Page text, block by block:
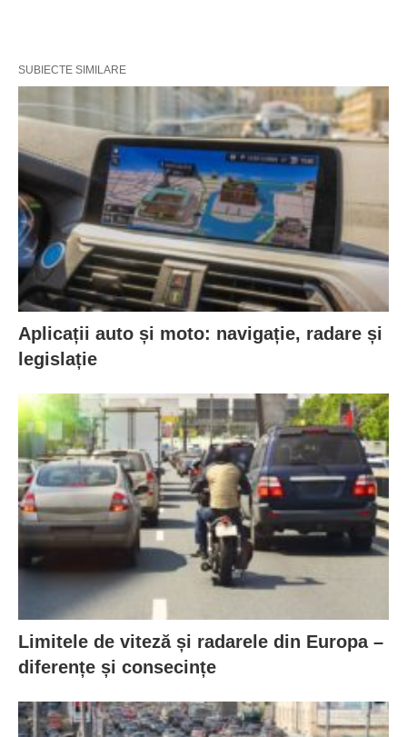
SUBIECTE SIMILARE
Aplicații auto și moto: navigație, radare și
legislație
Limitele de viteză și radarele din Europa –
diferențe și consecințe